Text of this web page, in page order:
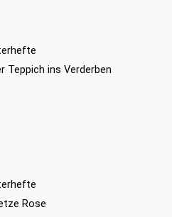
Teppich ins Verderben
Rose